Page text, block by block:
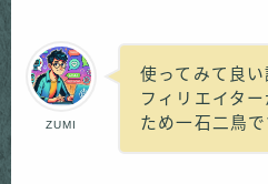
ZUMI
使ってみて良
フィリエイタ
ため一石二鳥